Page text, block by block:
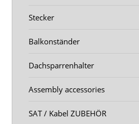
Stecker
Balkonständer
Dachsparrenhalter
Assembly accessories
SAT / Kabel ZUBEHÖR